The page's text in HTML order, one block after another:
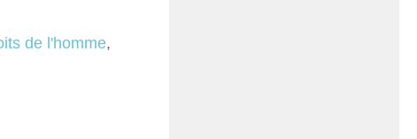
de l'homme,